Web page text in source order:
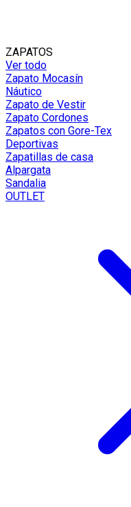
ZAPATOS
Ver todo
Zapato Mocasín
Náutico
Zapato de Vestir
Zapato Cordones
Zapatos con Gore-Tex
Deportivas
Zapatillas de casa
Alpargata
Sandalia
OUTLET